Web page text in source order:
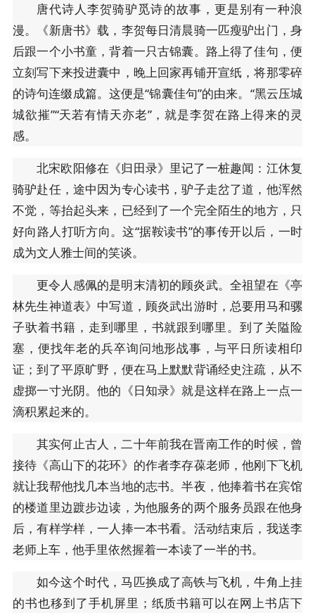
唐代诗人李贺骑驴觅诗的故事，更是别有一种浪
漫。《新唐书》载，李贺每日清晨骑一匹瘦驴出门，身
后跟一个小书童，背着一只古锦囊。路上得了佳句，便
立刻写下来投进囊中，晚上回家再铺开宣纸，将那零碎
的诗句连缀成篇。这便是“锦囊佳句”的由来。“黑云压城
城欲摧”“天若有情天亦老”，就是李贺在路上得来的灵
感。
北宋欧阳修在《归田录》里记了一桩趣闻：江休复
骑驴赴任，途中因为专心读书，驴子走岔了道，他浑然
不觉，等抬起头来，已经到了一个完全陌生的地方，只
好向路人打听方向。这“据鞍读书”的事传开以后，一时
成为文人雅士间的笑谈。
更令人感佩的是明末清初的顾炎武。全祖望在《亭
林先生神道表》中写道，顾炎武出游时，总要用马和骡
子驮着书籍，走到哪里，书就跟到哪里。到了关隘险
塞，便找年老的兵卒询问地形战事，与平日所读相印
证；到了平原旷野，便在马上默默背诵经史注疏，从不
虚掷一寸光阴。他的《日知录》就是这样在路上一点一
滴积累起来的。
其实何止古人，二十年前我在晋南工作的时候，曾
接待《高山下的花环》的作者李存葆老师，他刚下飞机
就让我帮他找几本当地的志书。半夜，他捧着书在宾馆
的楼道里边踱步边读，为他服务的两个服务员跟在他身
后，有样学样，一人捧一本书看。活动结束后，我送李
老师上车，他手里依然握着一本读了一半的书。
如今这个时代，马匹换成了高铁与飞机，牛角上挂
的书也移到了手机屏里；纸质书籍可以在网上书店下